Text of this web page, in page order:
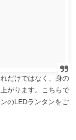
だけではなく、身の
がります。こちらで
のLEDランタンをご